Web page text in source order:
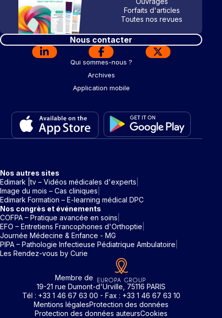
Forfaits d'articles
Toutes nos revues
Nous contacter
Qui sommes-nous ?
Archives
Application mobile
Nos autres sites
Edimark |tv – Vidéos médicales d'experts
Image du mois – Cas cliniques
Edimark Formation – E-learning médical DPC
Nos congrès et événements
COFPA – Pratique avancée en soins
EFO – Entretiens Francophones d'Orthoptie
Journée Médecine & Enfance - MG
PIPA – Pathologie Infectieuse Pédiatrique Ambulatoire
Les Rendez-vous by Curie
Membre de
19-21 rue Dumont-d'Urville, 75116 PARIS
Tél : +33 1 46 67 63 00 - Fax : +33 1 46 67 63 10
Mentions légalesProtection des données
Protection des données auteursCookies